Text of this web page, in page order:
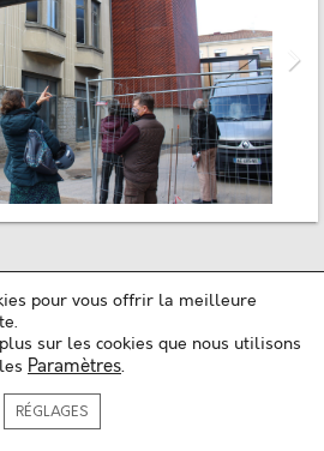
Mentions légales
de confidentialité
Plan du site
Contact
du Limousin
par Sylvain Coudert
pour vous offrir la meilleure
sur les cookies que nous utilisons
Paramètres.
RÉGLAGES